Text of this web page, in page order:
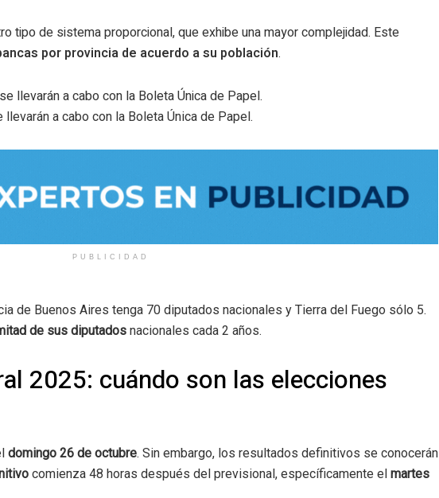
tipo de sistema proporcional, que exhibe una mayor complejidad. Este
por provincia de acuerdo a su población.
a cabo con la Boleta Única de Papel.
PUBLICIDAD
de Buenos Aires tenga 70 diputados nacionales y Tierra del Fuego sólo 5.
de sus diputados nacionales cada 2 años.
2025: cuándo son las elecciones
domingo 26 de octubre. Sin embargo, los resultados definitivos se conocerán
comienza 48 horas después del previsional, específicamente el martes